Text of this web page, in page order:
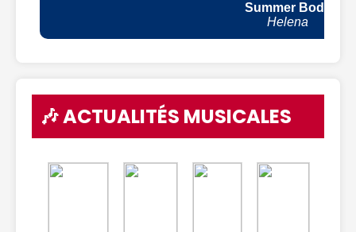
Summer Body
Helena
🎶 ACTUALITÉS MUSICALES